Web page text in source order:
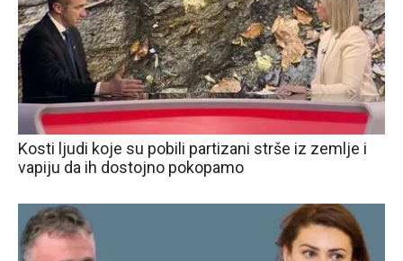
Kosti ljudi koje su pobili partizani strše iz zemlje i
vapiju da ih dostojno pokopamo